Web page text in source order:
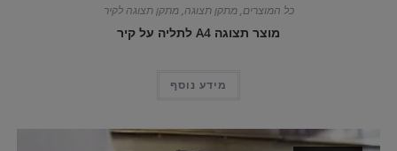
כל המוצרים,מתקן תצוגה,מתקן תצוגה לקיר
מוצר תצוגה A4 לתליה על קיר
מידע נוסף